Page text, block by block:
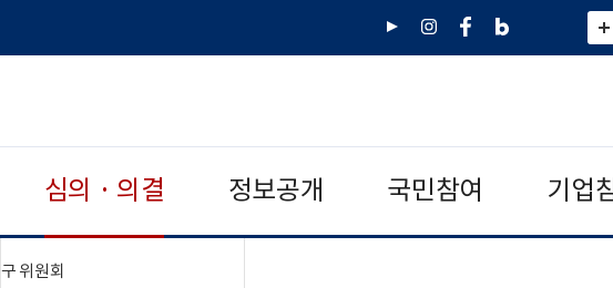
유
인
페
네
그
)
화
심의 · 의결 정보공개 국민참여 기업
구 위원회